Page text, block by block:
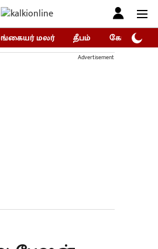
மலர் தீபம் கோகுலம்/
Advertisement